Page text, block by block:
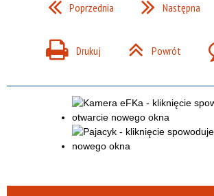
Poprzednia Następna
Drukuj Powrót